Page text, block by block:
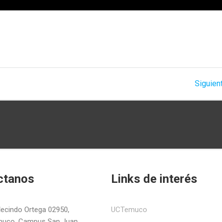
Ortega 02950,
Links de interés
UCTemuco